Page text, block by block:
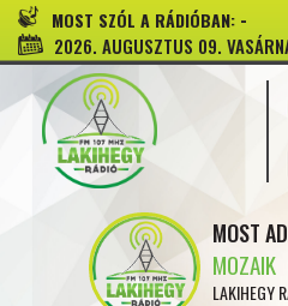
MOST SZÓL A RÁDIÓBAN: -
2026. AUGUSZTUS 09.
MOST
MOZAIK
LAKIHEGY